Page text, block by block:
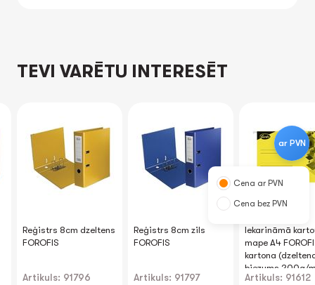
TEVI VARĒTU INTERESĒT
Reģistrs 8cm dzeltens
FOROFIS
Artikuls: 91796
Reģistrs 8cm zils
FOROFIS
Artikuls: 91797
Iekarināmā
mape A4
kartona
biezums 200g/
Artikuls: 91612
ar PVN
Cena ar PVN
Cena bez PVN